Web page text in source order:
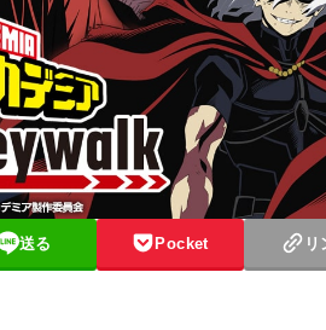
送る Pocket リ